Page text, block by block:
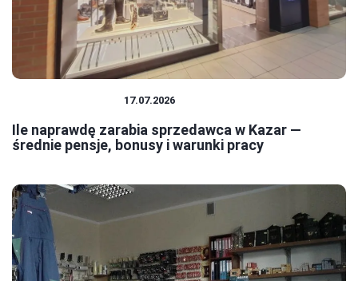
17.07.2026
Ile naprawdę zarabia sprzedawca w Kazar —
średnie pensje, bonusy i warunki pracy